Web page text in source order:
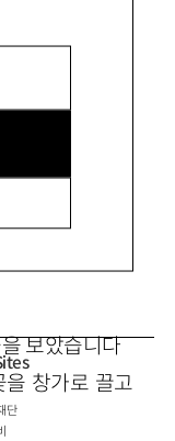
보았습니다
창가로 끌고
단